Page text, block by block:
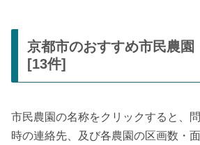
京都市のおすすめ市民農園
[13件]
市民農園の名称をクリックすると、
時の連絡先、及び各農園の区画数・